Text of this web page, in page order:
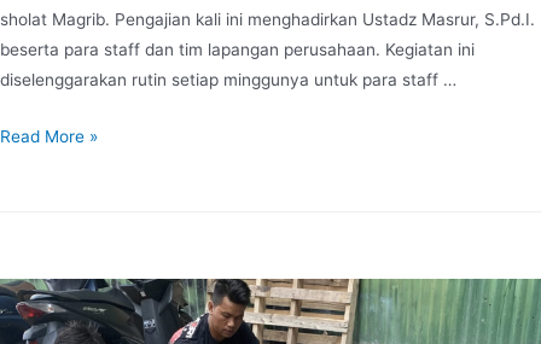
sholat Magrib. Pengajian kali ini menghadirkan Ustadz Masrur, S.Pd.I.
beserta para staff dan tim lapangan perusahaan. Kegiatan ini
diselenggarakan rutin setiap minggunya untuk para staff …
Read More »